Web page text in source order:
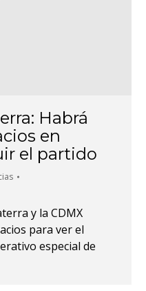
Habrá
en
el partido
y la CDMX
para ver el
especial de